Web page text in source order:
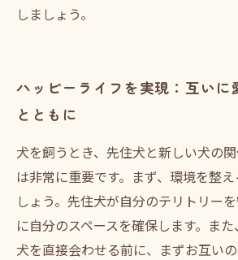
しましょう。
ハッピーライフを実現：互いに
とともに
犬を飼うとき、先住犬と新しい犬の
は非常に重要です。まず、環境を整
しょう。先住犬が自分のテリトリー
に自分のスペースを確保します。ま
犬を直接会わせる前に、まずお互い